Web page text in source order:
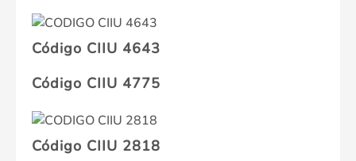
Código CIIU 4643
Código CIIU 4775
Código CIIU 2818